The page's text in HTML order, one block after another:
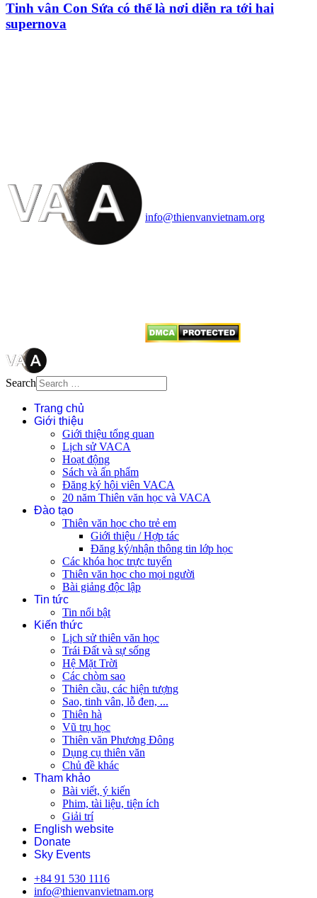
Tinh vân Con Sứa có thể là nơi diễn ra tới hai
supernova
info@thienvanvietnam.org
Search
Trang chủ
Giới thiệu
Giới thiệu tổng quan
Lịch sử VACA
Hoạt động
Sách và ấn phẩm
Đăng ký hội viên VACA
20 năm Thiên văn học và VACA
Đào tạo
Thiên văn học cho trẻ em
Giới thiệu / Hợp tác
Đăng ký/nhận thông tin lớp học
Các khóa học trực tuyến
Thiên văn học cho mọi người
Bài giảng độc lập
Tin tức
Tin nổi bật
Kiến thức
Lịch sử thiên văn học
Trái Đất và sự sống
Hệ Mặt Trời
Các chòm sao
Thiên cầu, các hiện tượng
Sao, tinh vân, lỗ đen, ...
Thiên hà
Vũ trụ học
Thiên văn Phương Đông
Dụng cụ thiên văn
Chủ đề khác
Tham khảo
Bài viết, ý kiến
Phim, tài liệu, tiện ích
Giải trí
English website
Donate
Sky Events
+84 91 530 1116
info@thienvanvietnam.org